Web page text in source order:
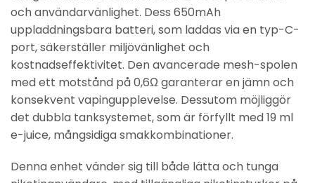
och användarvänlighet. Dess 650mAh
uppladdningsbara batteri, som laddas via en typ-C-
port, säkerställer miljövänlighet och
kostnadseffektivitet. Den avancerade mesh-spolen
med ett motstånd på 0,6Ω garanterar en jämn och
konsekvent vapingupplevelse. Dessutom möjliggör
det dubbla tanksystemet, som är förfyllt med 19 ml
e-juice, mångsidiga smakkombinationer.
Denna enhet vänder sig till både lätta och tunga